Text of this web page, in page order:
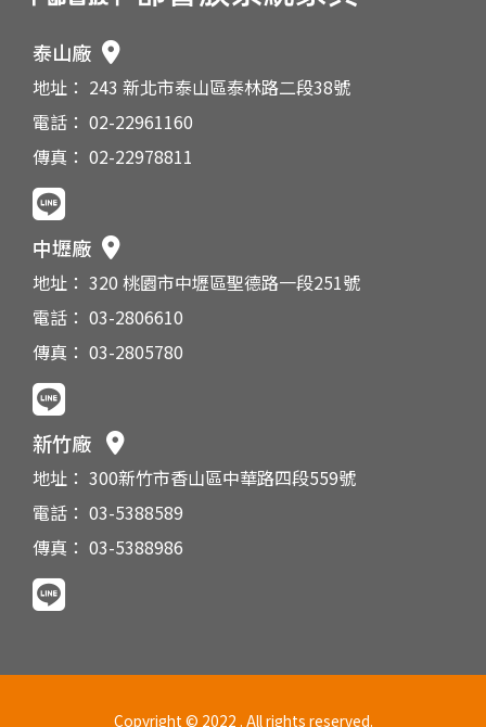
泰山廠
地址： 243 新北市泰山區泰林路二段38號
電話： 02-22961160
傳真： 02-22978811
中壢廠
地址： 320 桃園市中壢區聖德路一段251號
電話： 03-2806610
傳真： 03-2805780
新竹廠
地址： 300新竹市香山區中華路四段559號
電話： 03-5388589
傳真： 03-5388986
Copyright © 2022 . All rights reserved.